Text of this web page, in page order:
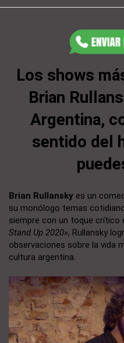
Los shows
Brian
Argentina,
sentido del
Brian Rullansky es un
su monólogo temas
siempre con un toque crítico
Stand Up 2020», Rullansky
observaciones sobre la vida
cultura argentina.